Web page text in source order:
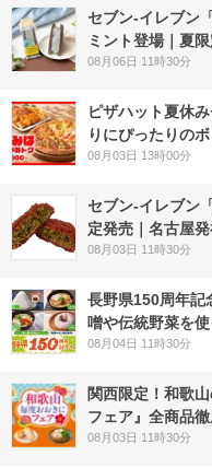
セブン‐イレブン
ミント登場｜夏
08月06日 11時30分
ピザハット夏休
りにぴったりの
08月03日 13時00分
セブン-イレブン
定発売｜名古屋
08月03日 11時30分
長野県150周年
噌や伝統野菜を
08月04日 11時30分
関西限定！和歌
フェア』全商品
08月03日 11時30分